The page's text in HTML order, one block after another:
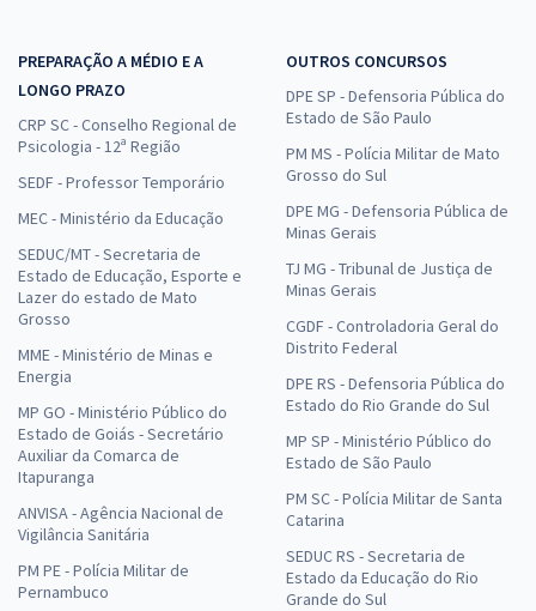
PREPARAÇÃO A MÉDIO E A
LONGO PRAZO
CRP SC - Conselho Regional de
Psicologia - 12ª Região
SEDF - Professor Temporário
MEC - Ministério da Educação
SEDUC/MT - Secretaria de
Estado de Educação, Esporte e
Lazer do estado de Mato
Grosso
MME - Ministério de Minas e
Energia
MP GO - Ministério Público do
Estado de Goiás - Secretário
Auxiliar da Comarca de
Itapuranga
ANVISA - Agência Nacional de
Vigilância Sanitária
PM PE - Polícia Militar de
Pernambuco
OUTROS CONCURSOS
DPE SP - Defensoria Pública do
Estado de São Paulo
PM MS - Polícia Militar de Mato
Grosso do Sul
DPE MG - Defensoria Pública de
Minas Gerais
TJ MG - Tribunal de Justiça de
Minas Gerais
CGDF - Controladoria Geral do
Distrito Federal
DPE RS - Defensoria Pública do
Estado do Rio Grande do Sul
MP SP - Ministério Público do
Estado de São Paulo
PM SC - Polícia Militar de Santa
Catarina
SEDUC RS - Secretaria de
Estado da Educação do Rio
Grande do Sul